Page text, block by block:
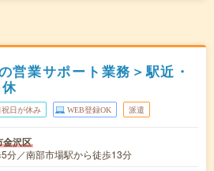
営業サポート業務＞駅近・
祝日が休み WEB登録OK 派遣
金沢区
分／南部市場駅から徒歩13分